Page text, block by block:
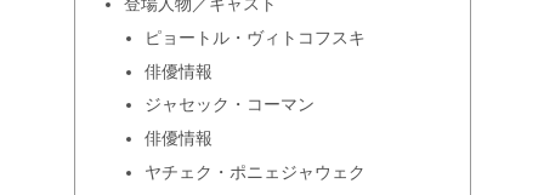
ピョートル・ヴィトコフスキ
俳優情報
ジャセック・コーマン
俳優情報
ヤチェク・ポニェジャウェク